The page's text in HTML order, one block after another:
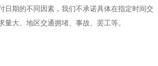
日期的不同因素，我们不承诺具体在指定时间交
量大、地区交通拥堵、事故、罢工等。